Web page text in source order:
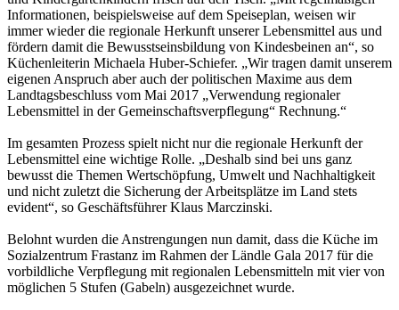
Informationen, beispielsweise auf dem Speiseplan, weisen wir
immer wieder die regionale Herkunft unserer Lebensmittel aus und
fördern damit die Bewusstseinsbildung von Kindesbeinen an“, so
Küchenleiterin Michaela Huber-Schiefer. „Wir tragen damit unserem
eigenen Anspruch aber auch der politischen Maxime aus dem
Landtagsbeschluss vom Mai 2017 „Verwendung regionaler
Lebensmittel in der Gemeinschaftsverpflegung“ Rechnung.“
Im gesamten Prozess spielt nicht nur die regionale Herkunft der
Lebensmittel eine wichtige Rolle. „Deshalb sind bei uns ganz
bewusst die Themen Wertschöpfung, Umwelt und Nachhaltigkeit
und nicht zuletzt die Sicherung der Arbeitsplätze im Land stets
evident“, so Geschäftsführer Klaus Marczinski.
Belohnt wurden die Anstrengungen nun damit, dass die Küche im
Sozialzentrum Frastanz im Rahmen der Ländle Gala 2017 für die
vorbildliche Verpflegung mit regionalen Lebensmitteln mit vier von
möglichen 5 Stufen (Gabeln) ausgezeichnet wurde.